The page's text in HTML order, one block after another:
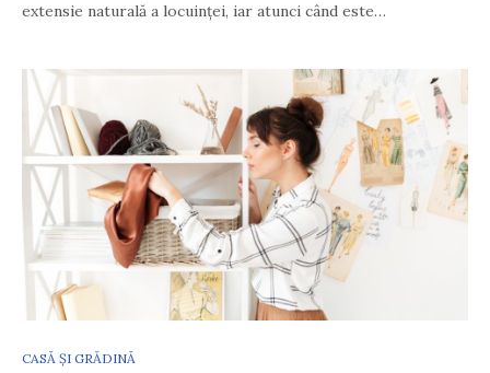
extensie naturală a locuinței, iar atunci când este…
CASĂ ȘI GRĂDINĂ